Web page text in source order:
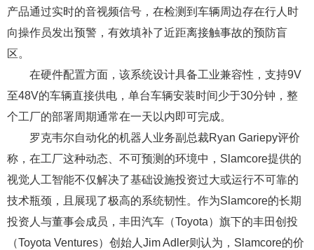
产品通过实时的音视频信号，在检测到车辆周边存在行人时
向操作员发出预警，有效填补了近距离接触事故的预防盲
区。
在硬件配置方面，该系统设计具备工业兼容性，支持9V
至48V的车辆直接供电，单台车辆安装时间少于30分钟，整
个工厂的部署周期通常在一天以内即可完成。
罗克韦尔自动化的机器人业务副总裁Ryan Gariepy评价
称，在工厂这种动态、不可预测的环境中，Slamcore提供的
视觉人工智能不仅解决了基础设施投资过大或运行不可靠的
技术瓶颈，且展现了极高的系统韧性。作为Slamcore的长期
投资人与董事会成员，丰田汽车（Toyota）旗下的丰田创投
（Toyota Ventures）创始人Jim Adler则认为，Slamcore的价